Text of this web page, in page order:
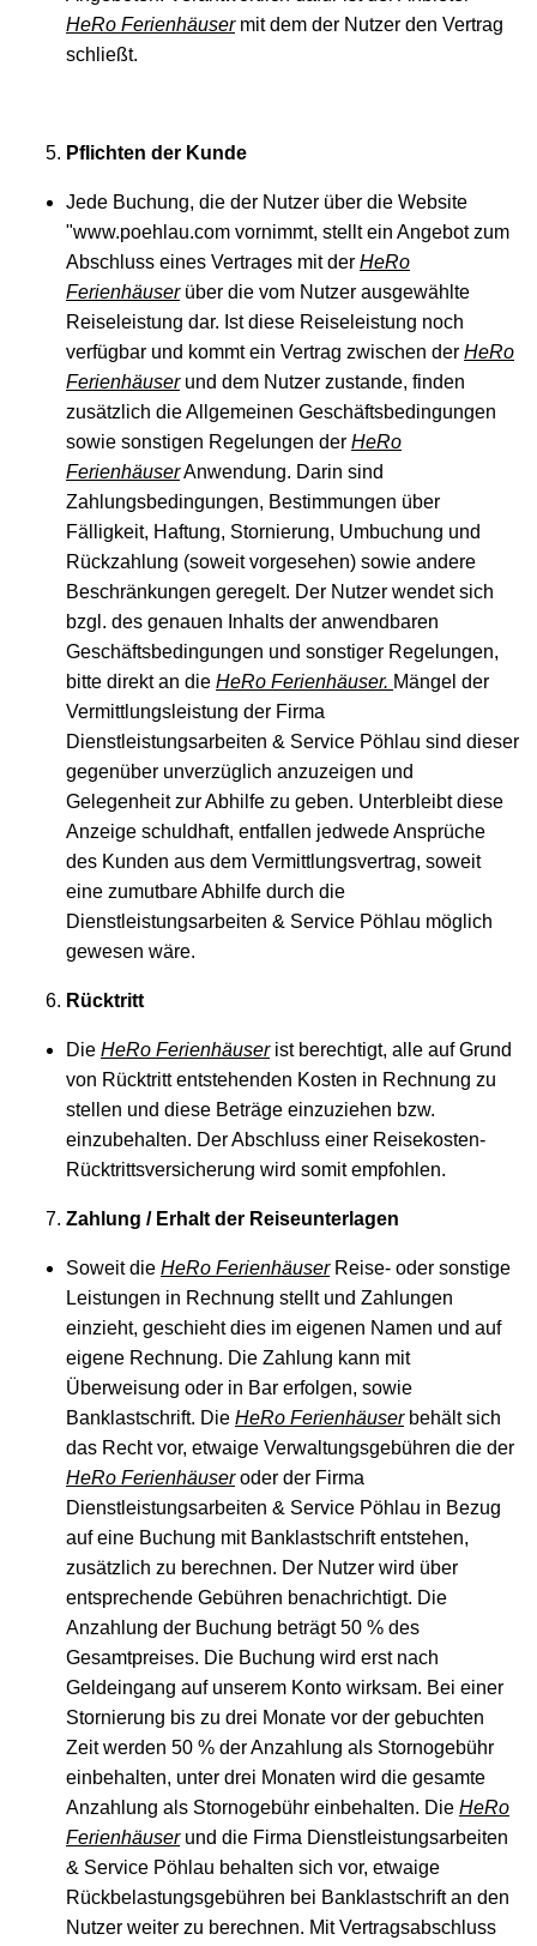
HeRo Ferienhäusermit dem der Nutzer den Vertrag
schließt.
Pflichten der Kunde
Jede Buchung, die der Nutzer über die Website
"www.poehlau.com vornimmt, stellt ein Angebot zum
Abschluss eines Vertrages mit der HeRo
Ferienhäuserüber die vom Nutzer ausgewählte
Reiseleistung dar. Ist diese Reiseleistung noch
verfügbar und kommt ein Vertrag zwischen der HeRo
Ferienhäuserund dem Nutzer zustande, finden
zusätzlich die Allgemeinen Geschäftsbedingungen
sowie sonstigen Regelungen der HeRo
FerienhäuserAnwendung. Darin sind
Zahlungsbedingungen, Bestimmungen über
Fälligkeit, Haftung, Stornierung, Umbuchung und
Rückzahlung (soweit vorgesehen) sowie andere
Beschränkungen geregelt. Der Nutzer wendet sich
bzgl. des genauen Inhalts der anwendbaren
Geschäftsbedingungen und sonstiger Regelungen,
bitte direkt an die HeRo Ferienhäuser. Mängel der
Vermittlungsleistung der Firma
Dienstleistungsarbeiten & Service Pöhlau sind dieser
gegenüber unverzüglich anzuzeigen und
Gelegenheit zur Abhilfe zu geben. Unterbleibt diese
Anzeige schuldhaft, entfallen jedwede Ansprüche
des Kunden aus dem Vermittlungsvertrag, soweit
eine zumutbare Abhilfe durch die
Dienstleistungsarbeiten & Service Pöhlau möglich
gewesen wäre.
Rücktritt
Die HeRo Ferienhäuserist berechtigt, alle auf Grund
von Rücktritt entstehenden Kosten in Rechnung zu
stellen und diese Beträge einzuziehen bzw.
einzubehalten. Der Abschluss einer Reisekosten-
Rücktrittsversicherung wird somit empfohlen.
Zahlung / Erhalt der Reiseunterlagen
Soweit die HeRo FerienhäuserReise- oder sonstige
Leistungen in Rechnung stellt und Zahlungen
einzieht, geschieht dies im eigenen Namen und auf
eigene Rechnung. Die Zahlung kann mit
Überweisung oder in Bar erfolgen, sowie
Banklastschrift. Die HeRo Ferienhäuserbehält sich
das Recht vor, etwaige Verwaltungsgebühren die der
HeRo Ferienhäuseroder der Firma
Dienstleistungsarbeiten & Service Pöhlau in Bezug
auf eine Buchung mit Banklastschrift entstehen,
zusätzlich zu berechnen. Der Nutzer wird über
entsprechende Gebühren benachrichtigt. Die
Anzahlung der Buchung beträgt 50 % des
Gesamtpreises. Die Buchung wird erst nach
Geldeingang auf unserem Konto wirksam. Bei einer
Stornierung bis zu drei Monate vor der gebuchten
Zeit werden 50 % der Anzahlung als Stornogebühr
einbehalten, unter drei Monaten wird die gesamte
Anzahlung als Stornogebühr einbehalten. Die HeRo
Ferienhäuserund die Firma Dienstleistungsarbeiten
& Service Pöhlau behalten sich vor, etwaige
Rückbelastungsgebühren bei Banklastschrift an den
Nutzer weiter zu berechnen. Mit Vertragsabschluss